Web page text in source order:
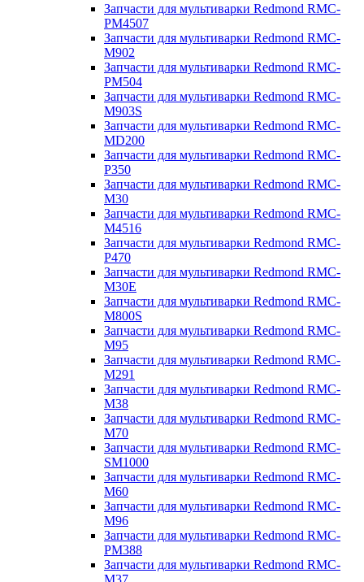
Запчасти для мультиварки Redmond RMC-
PM4507
Запчасти для мультиварки Redmond RMC-
M902
Запчасти для мультиварки Redmond RMC-
PM504
Запчасти для мультиварки Redmond RMC-
M903S
Запчасти для мультиварки Redmond RMC-
MD200
Запчасти для мультиварки Redmond RMC-
P350
Запчасти для мультиварки Redmond RMC-
M30
Запчасти для мультиварки Redmond RMC-
M4516
Запчасти для мультиварки Redmond RMC-
P470
Запчасти для мультиварки Redmond RMC-
M30E
Запчасти для мультиварки Redmond RMC-
M800S
Запчасти для мультиварки Redmond RMC-
M95
Запчасти для мультиварки Redmond RMC-
M291
Запчасти для мультиварки Redmond RMC-
M38
Запчасти для мультиварки Redmond RMC-
M70
Запчасти для мультиварки Redmond RMC-
SM1000
Запчасти для мультиварки Redmond RMC-
M60
Запчасти для мультиварки Redmond RMC-
M96
Запчасти для мультиварки Redmond RMC-
PM388
Запчасти для мультиварки Redmond RMC-
M37